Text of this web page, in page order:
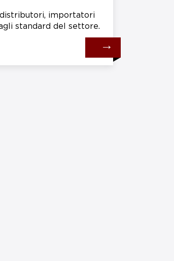
importatori
standard del settore.
→